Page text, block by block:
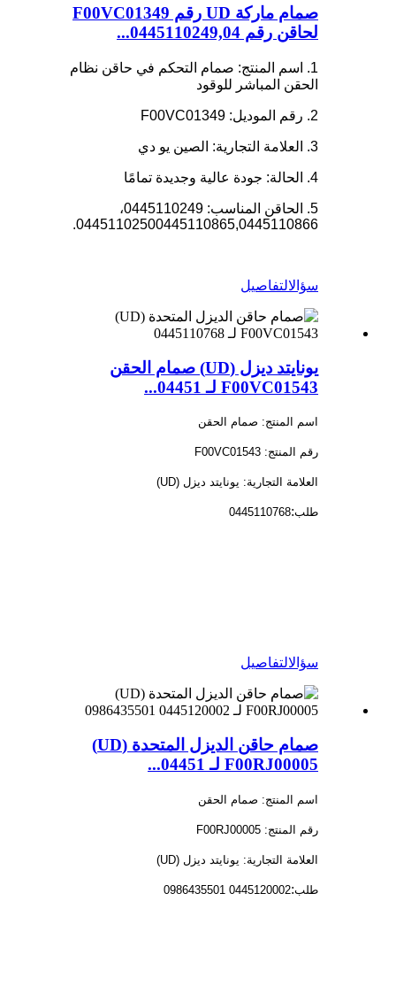
صمام ماركة UD رقم F00VC01349
لحاقن رقم 0445110249,04...
1. اسم المنتج: صمام التحكم في حاقن نظام
الحقن المباشر للوقود
2. رقم الموديل: F00VC01349
3. العلامة التجارية: الصين يو دي
4. الحالة: جودة عالية وجديدة تمامًا
5. الحاقن المناسب: 0445110249،
04451102500445110865,0445110866.
سؤالالتفاصيل
يونايتد ديزل (UD) صمام الحقن
F00VC01543 لـ 04451...
اسم المنتج: صمام الحقن
رقم المنتج: F00VC01543
العلامة التجارية: يونايتد ديزل (UD)
طلب:
0445110768
سؤالالتفاصيل
صمام حاقن الديزل المتحدة (UD)
F00RJ00005 لـ 04451...
اسم المنتج: صمام الحقن
رقم المنتج: F00RJ00005
العلامة التجارية: يونايتد ديزل (UD)
طلب:
0445120002 0986435501